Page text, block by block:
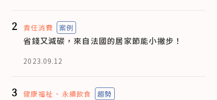
2 責任消費 案例
省錢又減碳，來自法國的居家節能小撇步！
2023.09.12
3 健康福祉 永續飲食 趨勢